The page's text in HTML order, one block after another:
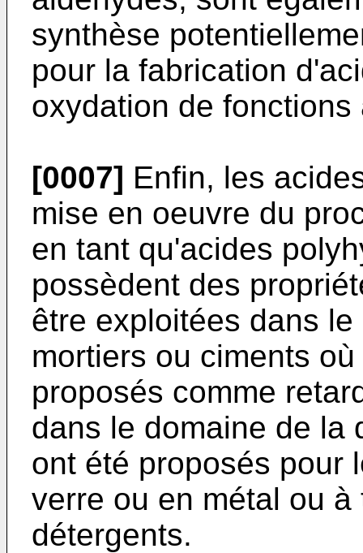
synthèse
pour la fabrication
oxydation de fonctions
[0007] Enfin, les
mise en oeuvre du
en tant qu'acides
possèdent des
être exploitées dans
mortiers ou ciments
proposés comme
dans le domaine de la
ont été proposés pour
verre ou en métal ou
détergents.